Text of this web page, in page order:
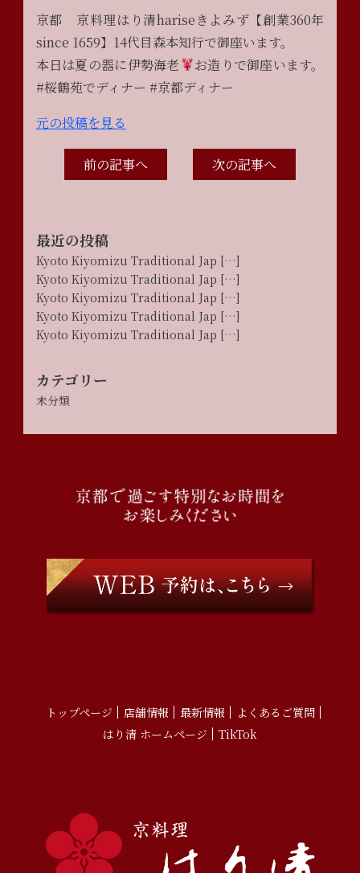
京都 京料理はり清hariseきよみず【創業360年
since 1659】14代目森本知行で御座います。
本日は夏の器に伊勢海老
お造りで御座います。
#桜鶴苑でディナー #京都ディナー
元の投稿を見る
前の記事へ 次の記事へ
最近の投稿
Kyoto Kiyomizu Traditional Jap […]
Kyoto Kiyomizu Traditional Jap […]
Kyoto Kiyomizu Traditional Jap […]
Kyoto Kiyomizu Traditional Jap […]
Kyoto Kiyomizu Traditional Jap […]
カテゴリー
未分類
トップページ 店舗情報 最新情報
よくあるご質問
はり清 ホームページ
TikTok